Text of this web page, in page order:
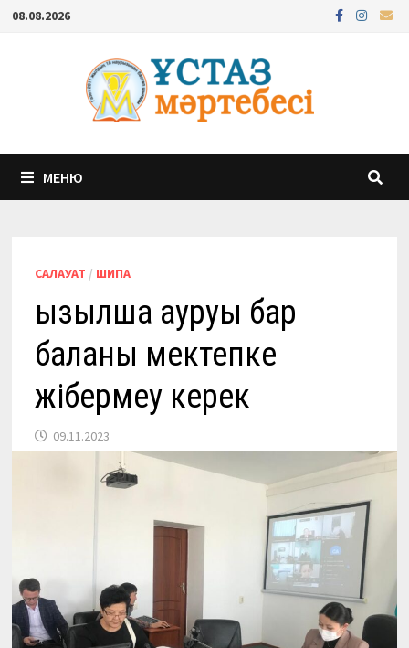
Перейти
содержимому
08.08.2026
МЕНЮ
САЛАУАТ / ШИПА
Қызылша ауруы бар
баланы мектепке
жібермеу керек
09.11.2023